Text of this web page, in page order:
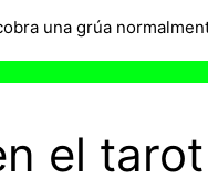
una grúa
el tarot